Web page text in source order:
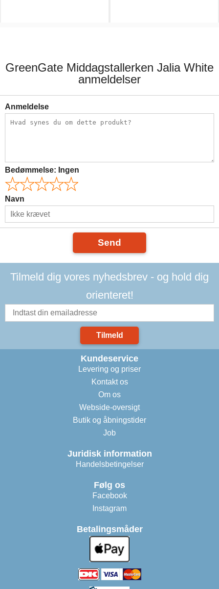
GreenGate Middagstallerken Jalia White
anmeldelser
Anmeldelse
Bedømmelse: Ingen
Navn
Send
Tilmeld dig vores nyhedsbrev - og hold dig
orienteret!
Tilmeld
Kundeservice
Levering og priser
Kontakt os
Om os
Webside-oversigt
Butik og åbningstider
Job
Juridisk information
Handelsbetingelser
Følg os
Facebook
Instagram
Betalingsmåder